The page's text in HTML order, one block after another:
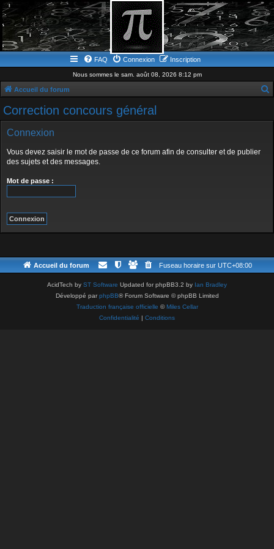
FAQ Connexion Inscription
Nous sommes le sam. août 08, 2026 8:12 pm
Accueil du forum
Correction concours général
Connexion
Vous devez saisir le mot de passe de ce forum afin de consulter et de publier
des sujets et des messages.
Mot de passe :
Accueil du forum Fuseau horaire sur UTC+08:00
AcidTech by ST Software Updated for phpBB3.2 by Ian Bradley
Développé parphpBB® Forum Software © phpBB Limited
Traduction française officielle ©Miles Cellar
Confidentialité | Conditions